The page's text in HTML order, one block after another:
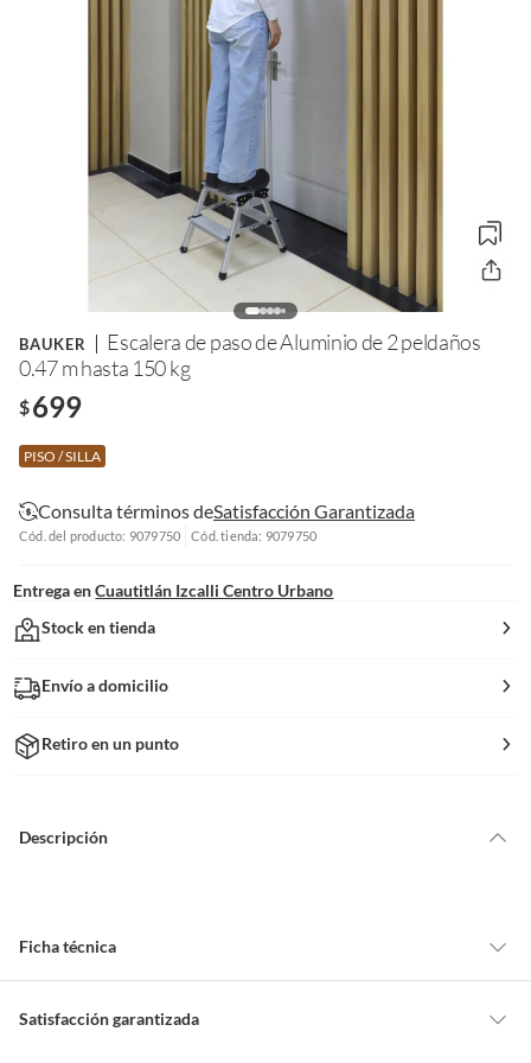
BAUKER
Escalera de paso de Aluminio de 2 peldaños
0.47 m hasta 150 kg
$699
PISO / SILLA
Consulta términos deSatisfacción Garantizada
Cód. del producto: 9079750 Cód. tienda: 9079750
Entrega en Cuautitlán Izcalli Centro Urbano
Stock en tienda
Envío a domicilio
Retiro en un punto
Descripción
Ficha técnica
Alto
Satisfacción garantizada